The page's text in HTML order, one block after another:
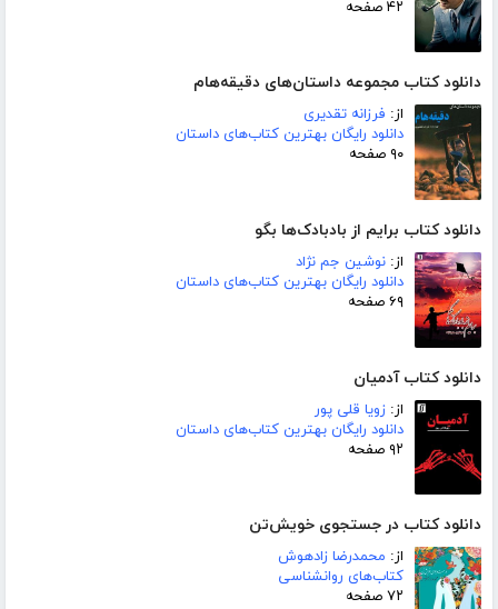
۴۲ صفحه
دانلود کتاب مجموعه داستان‌های دقیقه‌هام
از: فرزانه تقدیری
دانلود رایگان بهترین کتاب‌های داستان
۹۰ صفحه
دانلود کتاب برایم از بادبادک‌ها بگو
از: نوشین جم نژاد
دانلود رایگان بهترین کتاب‌های داستان
۶۹ صفحه
دانلود کتاب آدمیان
از: زویا قلی پور
دانلود رایگان بهترین کتاب‌های داستان
۹۲ صفحه
دانلود کتاب در جستجوی خویش‌تن
از: محمدرضا زادهوش
کتاب‌های روانشناسی
۷۲ صفحه